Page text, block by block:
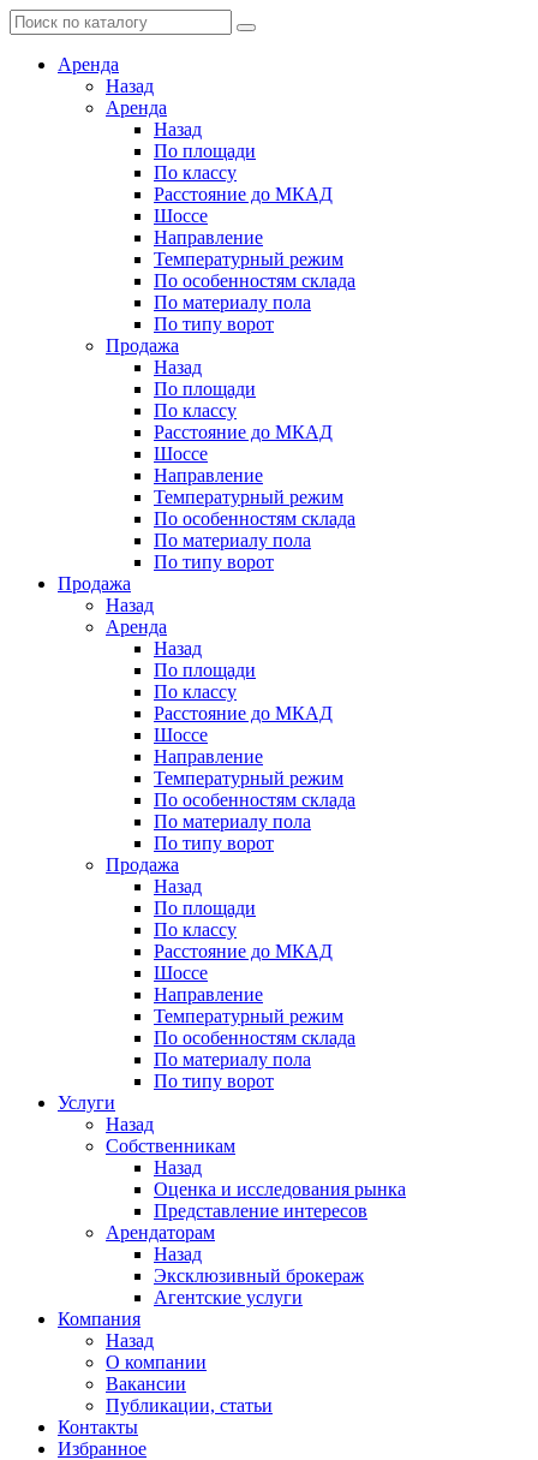
Аренда
Назад
Аренда
Назад
По площади
По классу
Расстояние до МКАД
Шоссе
Направление
Температурный режим
По особенностям склада
По материалу пола
По типу ворот
Продажа
Назад
По площади
По классу
Расстояние до МКАД
Шоссе
Направление
Температурный режим
По особенностям склада
По материалу пола
По типу ворот
Продажа
Назад
Аренда
Назад
По площади
По классу
Расстояние до МКАД
Шоссе
Направление
Температурный режим
По особенностям склада
По материалу пола
По типу ворот
Продажа
Назад
По площади
По классу
Расстояние до МКАД
Шоссе
Направление
Температурный режим
По особенностям склада
По материалу пола
По типу ворот
Услуги
Назад
Собственникам
Назад
Оценка и исследования рынка
Представление интересов
Арендаторам
Назад
Эксклюзивный брокераж
Агентские услуги
Компания
Назад
О компании
Вакансии
Публикации, статьи
Контакты
Избранное